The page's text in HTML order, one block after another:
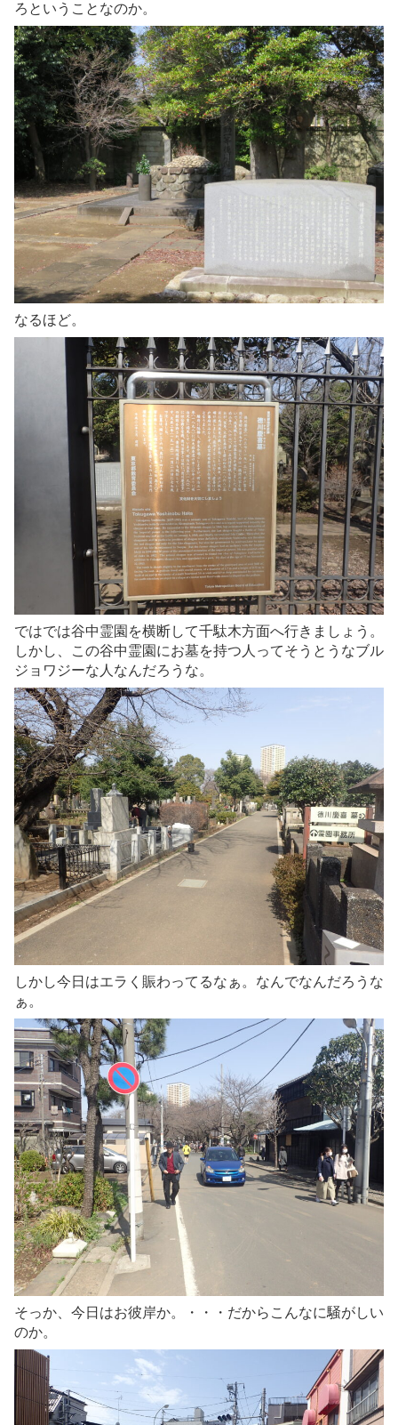
ろということなのか。
なるほど。
ではでは谷中霊園を横断して千駄木方面へ行きましょう。
しかし、この谷中霊園にお墓を持つ人ってそうとうなブル
ジョワジーな人なんだろうな。
しかし今日はエラく賑わってるなぁ。なんでなんだろうな
ぁ。
そっか、今日はお彼岸か。・・・だからこんなに騒がしい
のか。